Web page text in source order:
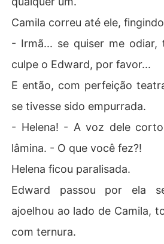
Camila correu até ele,
- Irmã... se quiser me odiar,
culpe o Edward, por favor...
E então, com perfeição
se tivesse sido empurrada.
- Helena! - A voz dele
lâmina. - O que você fez?!
Helena ficou paralisada.
Edward passou por ela
ajoelhou ao lado de Camila,
com ternura.